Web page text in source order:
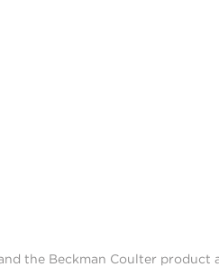
the Beckman Coulter product